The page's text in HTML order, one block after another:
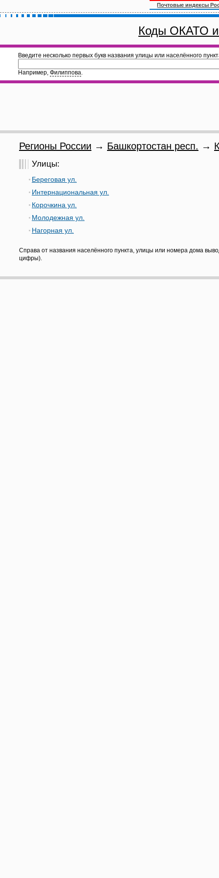
Почтовые индексы
Коды ОКАТО
Введите несколько первых букв названия улицы или населённого
Например, Филиппова.
Регионы России → Башкортостан респ. →
Улицы:
Береговая ул.
Интернациональная ул.
Корочкина ул.
Молодежная ул.
Нагорная ул.
Справа от названия населённого пункта, улицы или номера дома
цифры).